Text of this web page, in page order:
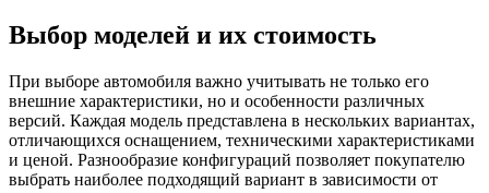
Выбор моделей и их стоимость
При выборе автомобиля важно учитывать не только его
внешние характеристики, но и особенности различных
версий. Каждая модель представлена в нескольких вариантах,
отличающихся оснащением, техническими характеристиками
и ценой. Разнообразие конфигураций позволяет покупателю
выбрать наиболее подходящий вариант в зависимости от